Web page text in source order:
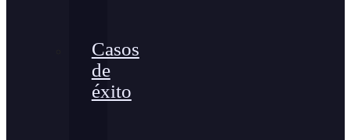
Casos
de
éxito